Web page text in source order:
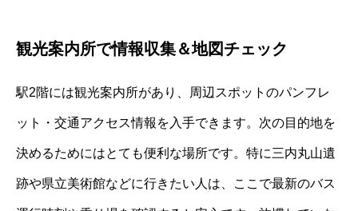
観光案内所で情報収集＆地図チェック
駅2階には観光案内所があり、周辺スポットのパンフレ
ット・交通アクセス情報を入手できます。次の目的地を
決めるためにはとても便利な場所です。特に三内丸山遺
跡や県立美術館などに行きたい人は、ここで最新のバス